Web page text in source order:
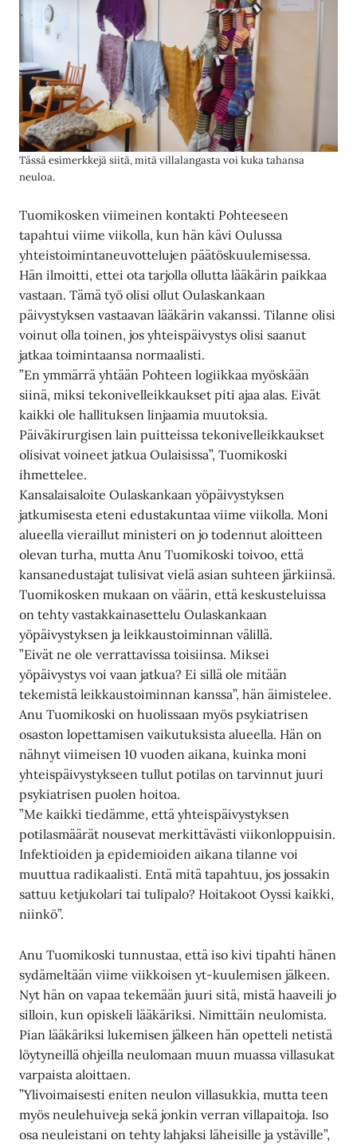
Tässä esimerkkejä siitä, mitä villalangasta voi kuka tahansa
neuloa.
Tuomikosken viimeinen kontakti Pohteeseen
tapahtui viime viikolla, kun hän kävi Oulussa
yhteistoimintaneuvottelujen päätöskuulemisessa.
Hän ilmoitti, ettei ota tarjolla ollutta lääkärin paikkaa
vastaan. Tämä työ olisi ollut Oulaskankaan
päivystyksen vastaavan lääkärin vakanssi. Tilanne olisi
voinut olla toinen, jos yhteispäivystys olisi saanut
jatkaa toimintaansa normaalisti.
”En ymmärrä yhtään Pohteen logiikkaa myöskään
siinä, miksi tekonivelleikkaukset piti ajaa alas. Eivät
kaikki ole hallituksen linjaamia muutoksia.
Päiväkirurgisen lain puitteissa tekonivelleikkaukset
olisivat voineet jatkua Oulaisissa”, Tuomikoski
ihmettelee.
Kansalaisaloite Oulaskankaan yöpäivystyksen
jatkumisesta eteni edustakuntaa viime viikolla. Moni
alueella vieraillut ministeri on jo todennut aloitteen
olevan turha, mutta Anu Tuomikoski toivoo, että
kansanedustajat tulisivat vielä asian suhteen järkiinsä.
Tuomikosken mukaan on väärin, että keskusteluissa
on tehty vastakkainasettelu Oulaskankaan
yöpäivystyksen ja leikkaustoiminnan välillä.
”Eivät ne ole verrattavissa toisiinsa. Miksei
yöpäivystys voi vaan jatkua? Ei sillä ole mitään
tekemistä leikkaustoiminnan kanssa”, hän äimistelee.
Anu Tuomikoski on huolissaan myös psykiatrisen
osaston lopettamisen vaikutuksista alueella. Hän on
nähnyt viimeisen 10 vuoden aikana, kuinka moni
yhteispäivystykseen tullut potilas on tarvinnut juuri
psykiatrisen puolen hoitoa.
”Me kaikki tiedämme, että yhteispäivystyksen
potilasmäärät nousevat merkittävästi viikonloppuisin.
Infektioiden ja epidemioiden aikana tilanne voi
muuttua radikaalisti. Entä mitä tapahtuu, jos jossakin
sattuu ketjukolari tai tulipalo? Hoitakoot Oyssi kaikki,
niinkö”.
Anu Tuomikoski tunnustaa, että iso kivi tipahti hänen
sydämeltään viime viikkoisen yt-kuulemisen jälkeen.
Nyt hän on vapaa tekemään juuri sitä, mistä haaveili jo
silloin, kun opiskeli lääkäriksi. Nimittäin neulomista.
Pian lääkäriksi lukemisen jälkeen hän opetteli netistä
löytyneillä ohjeilla neulomaan muun muassa villasukat
varpaista aloittaen.
”Ylivoimaisesti eniten neulon villasukkia, mutta teen
myös neulehuiveja sekä jonkin verran villapaitoja. Iso
osa neuleistani on tehty lahjaksi läheisille ja ystäville”,